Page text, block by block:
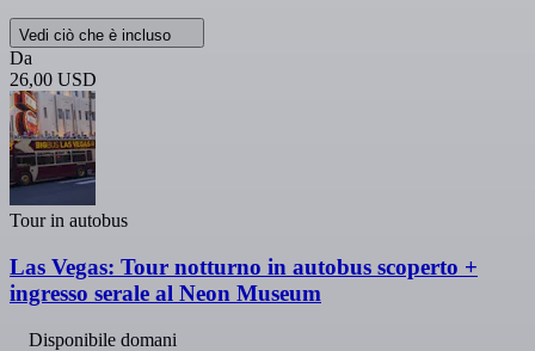
Vedi ciò che è incluso
Da
26,00 USD
Tour in autobus
Las Vegas: Tour notturno in autobus scoperto +
ingresso serale al Neon Museum
Disponibile domani